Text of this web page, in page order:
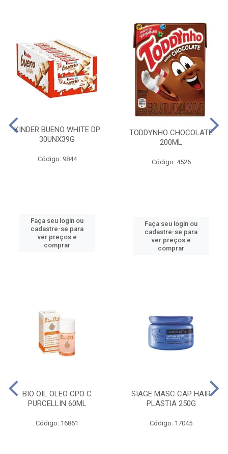
KINDER BUENO WHITE DP
30UNX39G
Código: 9844
Faça seu login ou
cadastre-se para
ver preços e
comprar
TODDYNHO CHOCOLATE
200ML
Código: 4526
Faça seu login ou
cadastre-se para
ver preços e
comprar
BIO OIL OLEO CPO C
PURCELLIN 60ML
Código: 16861
SIAGE MASC CAP HAIR
PLASTIA 250G
Código: 17045